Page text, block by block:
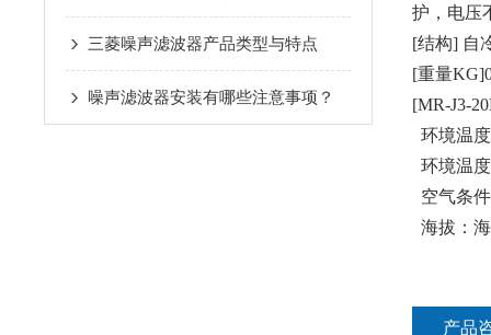
三菱噪声滤波器产品类型与特点
噪声滤波器安装有哪些注意事项？
护，电压
[结构] 自
[重量
[MR-J3-
环境温
环境温
空气条
海拔：
产品